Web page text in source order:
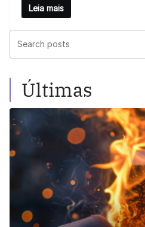
Leia mais
Últimas